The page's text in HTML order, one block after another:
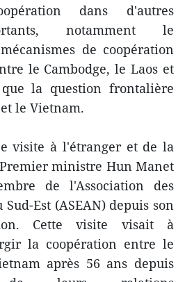
dans d'autres
notamment le
de coopération
le Cambodge, le Laos et
la question frontalière
le Vietnam.
visite à l'étranger et de la
ministre Hun Manet
de l'Association des
Est (ASEAN) depuis son
Cette visite visait à
la coopération entre le
après 56 ans depuis